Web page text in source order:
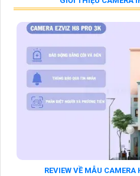
REVIEW VỀ MẪU CAMERA